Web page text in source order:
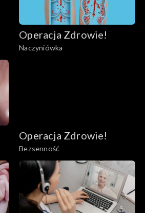
Operacja Zdrowie!
Naczyniówka
Operacja Zdrowie!
Bezsenność